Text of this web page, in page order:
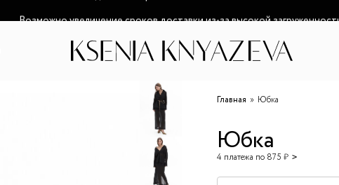
Главная Юбка
Юбка
4 платежа по 875 ₽